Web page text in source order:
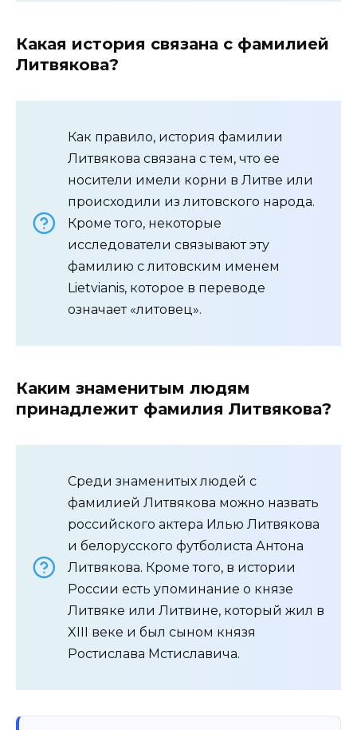
Какая история связана с фамилией
Литвякова?
Как правило, история фамилии
Литвякова связана с тем, что ее
носители имели корни в Литве или
происходили из литовского народа.
Кроме того, некоторые
исследователи связывают эту
фамилию с литовским именем
Lietvianis, которое в переводе
означает «литовец».
Каким знаменитым людям
принадлежит фамилия Литвякова?
Среди знаменитых людей с
фамилией Литвякова можно назвать
российского актера Илью Литвякова
и белорусского футболиста Антона
Литвякова. Кроме того, в истории
России есть упоминание о князе
Литвяке или Литвине, который жил в
XIII веке и был сыном князя
Ростислава Мстиславича.